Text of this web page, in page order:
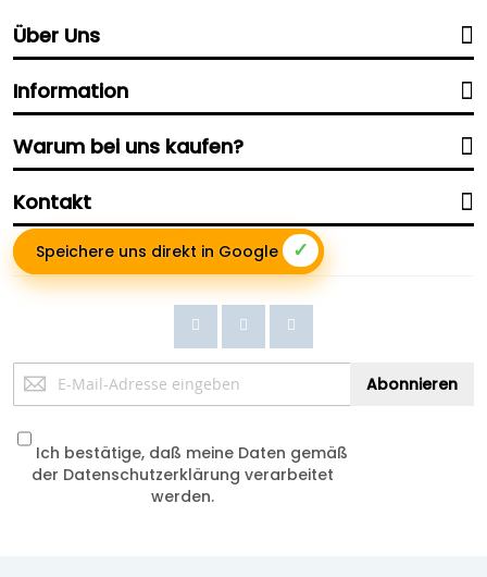
Über Uns
Information
Warum bei uns kaufen?
Kontakt
Speichere uns direkt in Google ✓
Anmeldung
zum
Abonnieren
Ich bestätige, daß meine Daten gemäß
der Datenschutzerklärung verarbeitet
werden.